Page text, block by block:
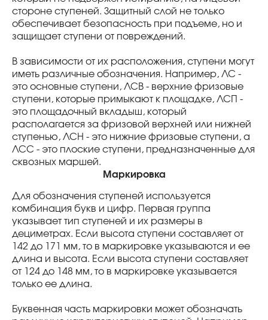
стороне ступеней. Защитный слой не только
обеспечивает безопасность при подъеме, но и
защищает ступени от повреждений.
В зависимости от их расположения, ступени могут
иметь различные обозначения. Например, ЛС -
это основные ступени, ЛСВ - верхние фризовые
ступени, которые примыкают к площадке, ЛСП -
это площадочный вкладыш, который
располагается за фризовой верхней или нижней
ступенью, ЛСН - это нижние фризовые ступени, а
ЛСС - это плоские ступени, предназначенные для
сквозных маршей.
Маркировка
Для обозначения ступеней используется
комбинация букв и цифр. Первая группа
указывает тип ступеней и их размеры в
дециметрах. Если высота ступени составляет от
142 до 171 мм, то в маркировке указываются и ее
длина и высота. Если высота ступени составляет
от 124 до 148 мм, то в маркировке указывается
только ее длина.
Буквенная часть маркировки может обозначать